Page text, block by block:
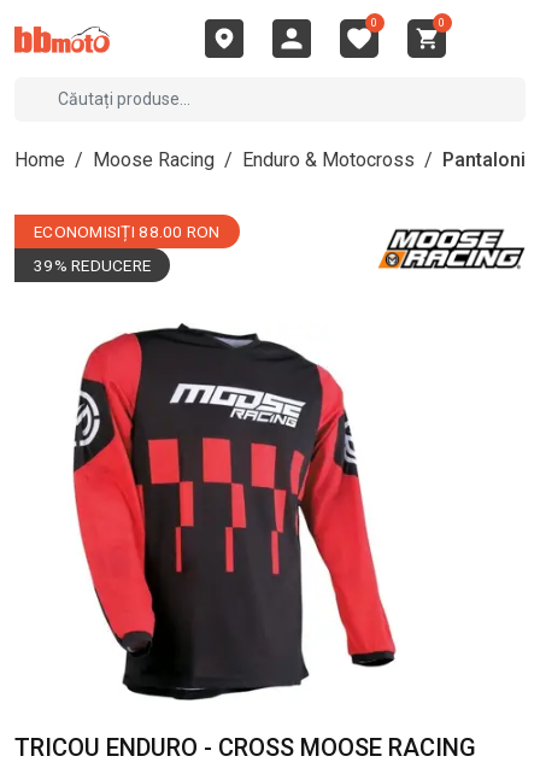
0 0
Home / Moose Racing / Enduro & Motocross / Pantaloni
ECONOMISIȚI 88.00 RON
39% REDUCERE
TRICOU ENDURO - CROSS MOOSE RACING